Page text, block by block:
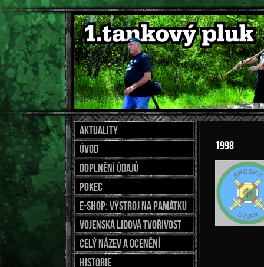
1998
Aktuality
Úvod
Doplnění údajů
Pokec
E-shop: výstroj na památku
Vojenská lidová tvořivost
Celý název a ocenění
Historie